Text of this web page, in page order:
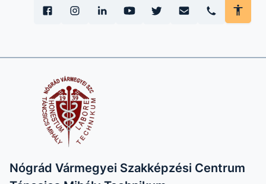
Nógrád Vármegyei Szakképzési Centrum